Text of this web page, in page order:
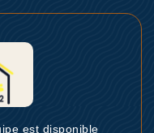
est disponible